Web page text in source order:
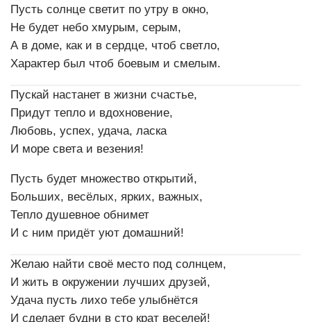
Пусть солнце светит по утру в окно,
Не будет небо хмурым, серым,
А в доме, как и в сердце, чтоб светло,
Характер был чтоб боевым и смелым.
Пускай настанет в жизни счастье,
Придут тепло и вдохновение,
Любовь, успех, удача, ласка
И море света и везения!
Пусть будет множество открытий,
Больших, весёлых, ярких, важных,
Тепло душевное обнимет
И с ним придёт уют домашний!
Желаю найти своё место под солнцем,
И жить в окружении лучших друзей,
Удача пусть лихо тебе улыбнётся
И сделает будни в сто крат веселей!